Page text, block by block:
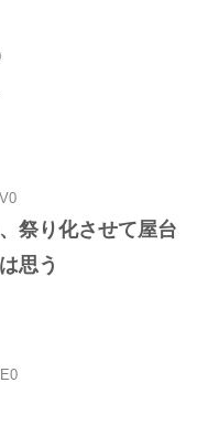
祭り化させて屋台
思う